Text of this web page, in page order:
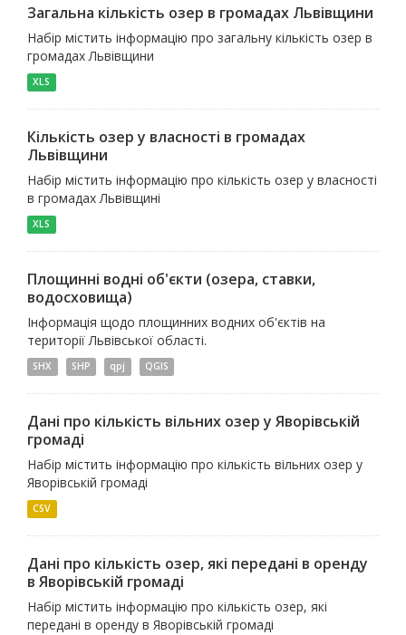
Загальна кількість озер в громадах Львівщини
Набір містить інформацію про загальну кількість озер в
громадах Львівщини
XLS
Кількість озер у власності в громадах
Львівщини
Набір містить інформацію про кількість озер у власності
в громадах Львівщині
XLS
Площинні водні об'єкти (озера, ставки,
водосховища)
Інформація щодо площинних водних об'єктів на
території Львівської області.
SHX SHP qpj QGIS
Дані про кількість вільних озер у Яворівській
громаді
Набір містить інформацію про кількість вільних озер у
Яворівській громаді
CSV
Дані про кількість озер, які передані в оренду
в Яворівській громаді
Набір містить інформацію про кількість озер, які
передані в оренду в Яворівській громаді